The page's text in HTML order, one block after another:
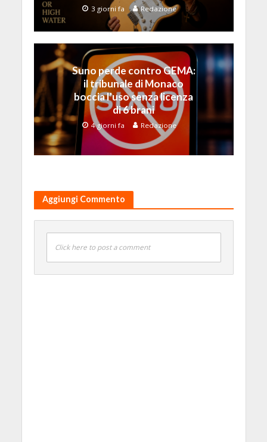
3 giorni fa Redazione
Suno perde contro GEMA:
il tribunale di Monaco
boccia l’uso senza licenza
di 6 brani
4 giorni fa Redazione
Aggiungi Commento
Click here to post a comment